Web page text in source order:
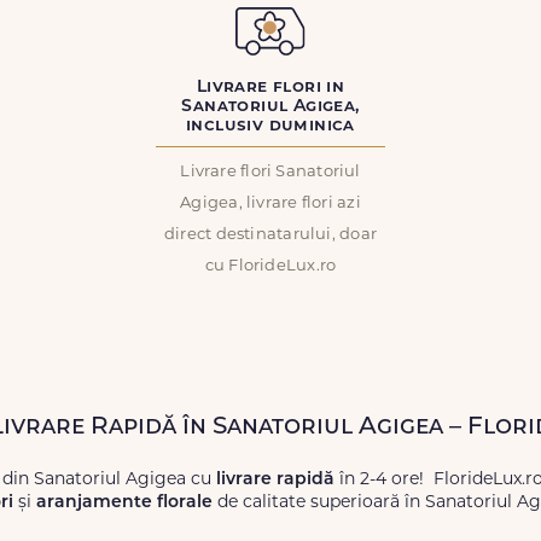
Livrare flori in
Sanatoriul Agigea,
inclusiv duminica
Livrare flori Sanatoriul
Agigea, livrare flori azi
direct destinatarului, doar
cu FlorideLux.ro
Rapidă în Sanatoriul Agigea –
Sanatoriul Agigea cu livrare rapidă în 2-4 ore!
și aranjamente florale de calitate superioară în Sanatoriul